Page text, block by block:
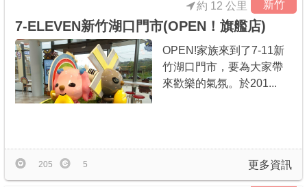
新竹
約 12 公里
7-ELEVEN新竹湖口門市(OPEN！旗艦店)
OPEN!家族來到了7-11新
竹湖口門市，要為大家帶
來歡樂的氣氛。於201...
更多資訊
205 5